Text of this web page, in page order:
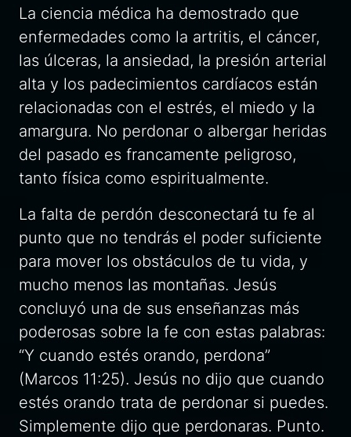
La ciencia médica ha demostrado que
enfermedades como la artritis, el cáncer,
las úlceras, la ansiedad, la presión arterial
alta y los padecimientos cardíacos están
relacionadas con el estrés, el miedo y la
amargura. No perdonar o albergar heridas
del pasado es francamente peligroso,
tanto física como espiritualmente.
La falta de perdón desconectará tu fe al
punto que no tendrás el poder suficiente
para mover los obstáculos de tu vida, y
mucho menos las montañas. Jesús
concluyó una de sus enseñanzas más
poderosas sobre la fe con estas palabras:
“Y cuando estés orando, perdona”
(Marcos 11:25). Jesús no dijo que cuando
estés orando trata de perdonar si puedes.
Simplemente dijo que perdonaras. Punto.